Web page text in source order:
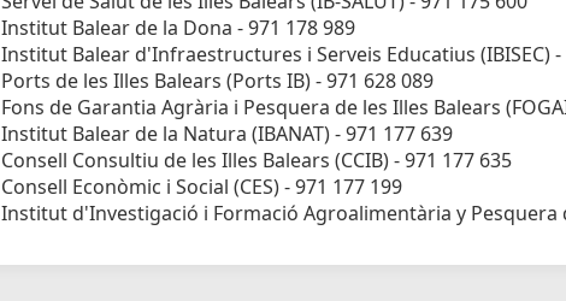
Institut Balear de la Dona - 971 178 989
Institut Balear d'Infraestructures i Serveis Educatius (IBISEC) -
Ports de les Illes Balears (Ports IB) - 971 628 089
Fons de Garantia Agrària i Pesquera de les Illes Balears
Institut Balear de la Natura (IBANAT) - 971 177 639
Consell Consultiu de les Illes Balears (CCIB) - 971 177 635
Consell Econòmic i Social (CES) - 971 177 199
Institut d'Investigació i Formació Agroalimentària y Pesquera